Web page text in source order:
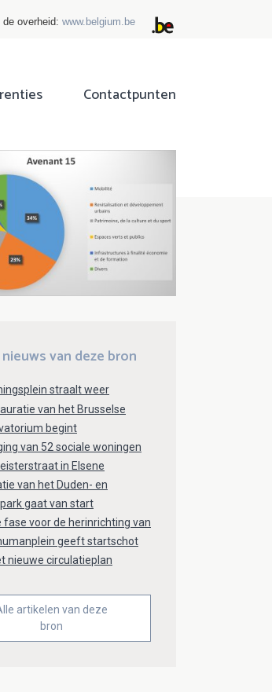
overheid: www.belgium.be
Contactpunten
van deze bron
straalt weer
van het Brusselse
begint
van 52 sociale woningen
in Elsene
van het Duden- en
gaat van start
fase voor de herinrichting van
geeft startschot
nieuwe circulatieplan
artikelen van deze
bron